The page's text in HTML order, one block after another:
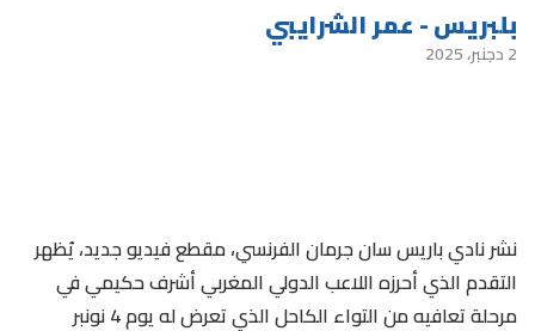
بلبريس - عمر الشرايبي
2 دجنبر، 2025
نشر نادي باريس سان جرمان الفرنسي، مقطع فيديو جديد، يُظهر
التقدم الذي أحرزه اللاعب الدولي المغربي أشرف حكيمي في
مرحلة تعافيه من التواء الكاحل الذي تعرض له يوم 4 نونبر